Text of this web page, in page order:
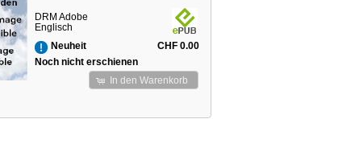
DRM Adobe
Englisch
Neuheit
CHF 0.00
Noch nicht erschienen
In den Warenkorb